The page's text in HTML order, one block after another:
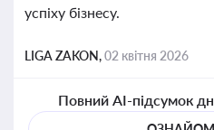
успіху бізнесу.
LIGA ZAKON,02 квітня 2026
Повний AI-підсумок